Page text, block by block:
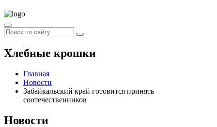
Хлебные крошки
Главная
Новости
Забайкальский край готовится принять
соотечественников
Новости